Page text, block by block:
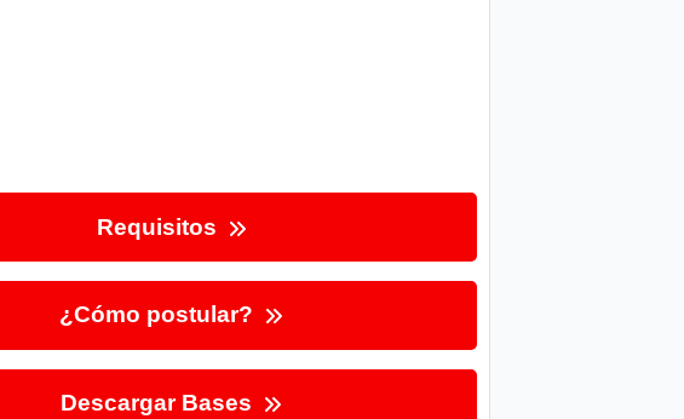
Requisitos
¿Cómo postular?
Descargar Bases